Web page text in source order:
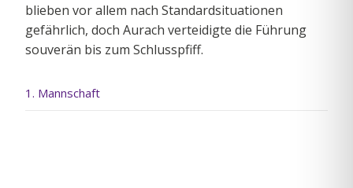
blieben vor allem nach Standardsituationen
gefährlich, doch Aurach verteidigte die Führung
souverän bis zum Schlusspfiff.
1. Mannschaft